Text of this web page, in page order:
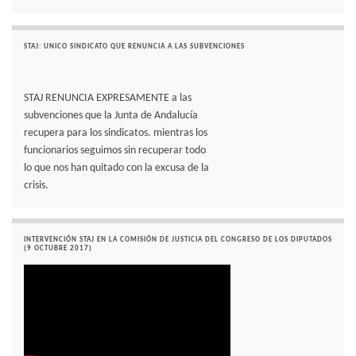
STAJ: UNICO SINDICATO QUE RENUNCIA A LAS SUBVENCIONES
STAJ RENUNCIA EXPRESAMENTE a las
subvenciones que la Junta de Andalucía
recupera para los sindicatos. mientras los
funcionarios seguimos sin recuperar todo
lo que nos han quitado con la excusa de la
crisis.
INTERVENCIÓN STAJ EN LA COMISIÓN DE JUSTICIA DEL CONGRESO DE LOS DIPUTADOS
(9 OCTUBRE 2017)